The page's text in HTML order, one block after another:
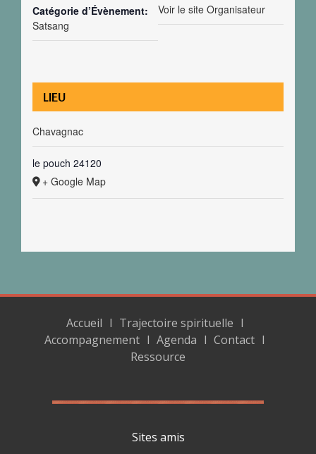
Catégorie d’Évènement:
Satsang
LIEU
Chavagnac
le pouch 24120
+ Google Map
Voir le site Organisateur
Accueil
Trajectoire spirituelle
Accompagnement
Agenda
Contact
Ressource
Sites amis